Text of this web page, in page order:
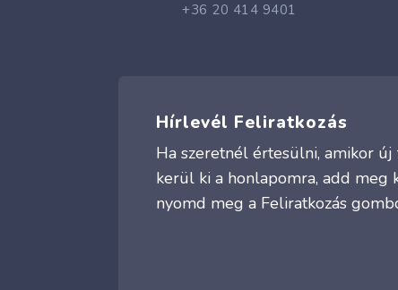
+36 20 414 9401
Hírlevél Feliratkozás
Ha szeretnél értesülni, amikor
kerül ki a honlapomra, add meg
nyomd meg a Feliratkozás